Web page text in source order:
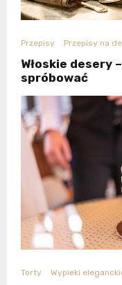
Przepisy Przepisy na
Włoskie desery
spróbować
Torty Wypieki